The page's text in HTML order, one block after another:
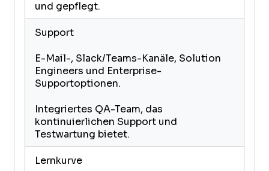
und gepflegt.
Support
E-Mail-, Slack/Teams-Kanäle, Solution
Engineers und Enterprise-
Supportoptionen.
Integriertes QA-Team, das
kontinuierlichen Support und
Testwartung bietet.
Lernkurve